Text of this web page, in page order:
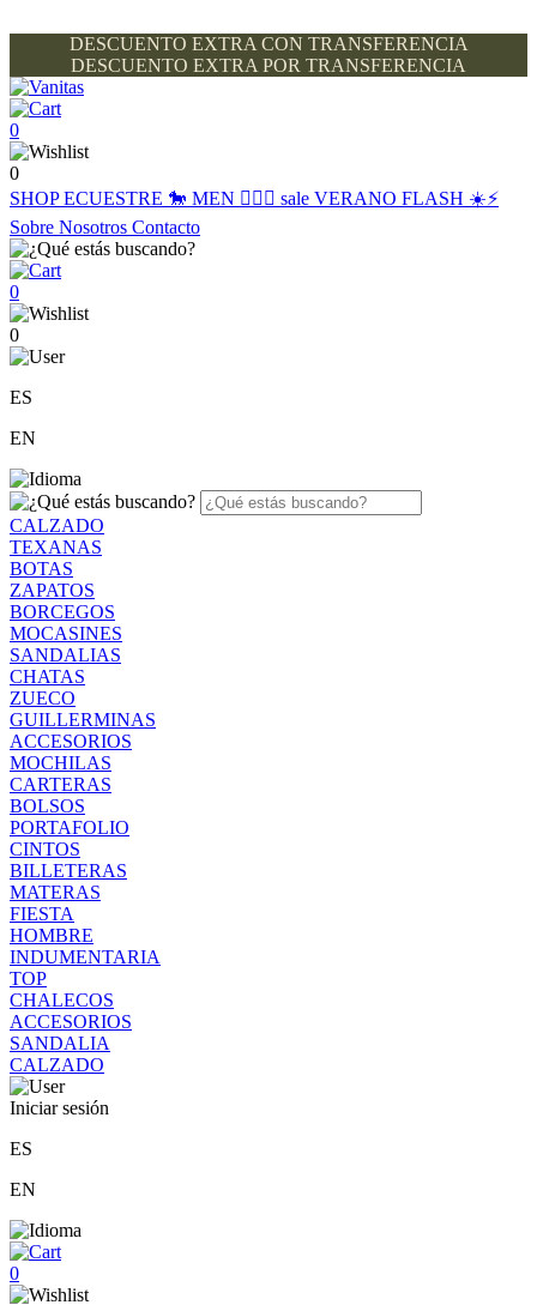
DESCUENTO EXTRA CON TRANSFERENCIA
DESCUENTO EXTRA POR TRANSFERENCIA
0
0
SHOPECUESTRE 🐎 MEN 🙋🏽‍♂️ sale VERANO FLASH ☀️⚡️
Sobre Nosotros Contacto
0
0
ES
EN
CALZADO
TEXANAS
BOTAS
ZAPATOS
BORCEGOS
MOCASINES
SANDALIAS
CHATAS
ZUECO
GUILLERMINAS
ACCESORIOS
MOCHILAS
CARTERAS
BOLSOS
PORTAFOLIO
CINTOS
BILLETERAS
MATERAS
FIESTA
HOMBRE
INDUMENTARIA
TOP
CHALECOS
ACCESORIOS
SANDALIA
CALZADO
Iniciar sesión
ES
EN
0